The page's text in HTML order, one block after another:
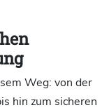
Weg: von der
hin zum sicheren